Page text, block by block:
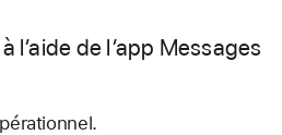
l’aide de l’app Messages